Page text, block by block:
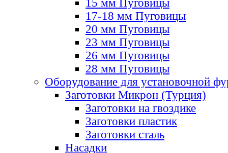
15 мм Пуговицы
17-18 мм Пуговицы
20 мм Пуговицы
23 мм Пуговицы
26 мм Пуговицы
28 мм Пуговицы
Оборудование для установочной
Заготовки Микрон (Турция)
Заготовки на гвоздике
Заготовки пластик
Заготовки сталь
Насадки